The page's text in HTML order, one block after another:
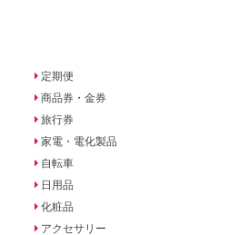
定期便
商品券・金券
旅行券
家電・電化製品
自転車
日用品
化粧品
アクセサリー